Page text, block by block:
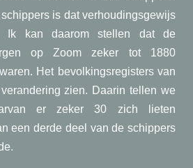
is dat verhoudingsgewijs
Ik kan daarom stellen dat de
op Zoom zeker tot 1880
Het bevolkingsregisters van
zien. Daarin tellen we
er zeker 30 zich lieten
een derde deel van de schippers